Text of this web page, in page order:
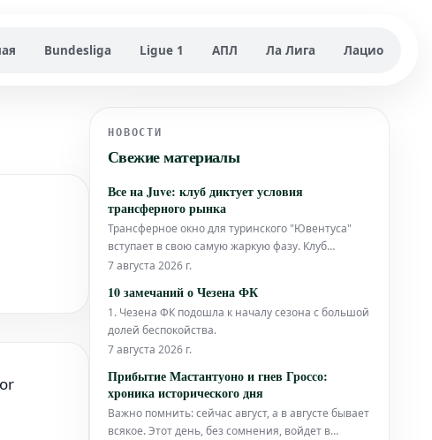
Bundesliga Ligue 1 АПЛ Ла Лига Лацио
НОВОСТИ
Свежие материалы
Все на Juve: клуб диктует условия
трансферного рынка
Трансферное окно для туринского "Ювентуса"
вступает в свою самую жаркую фазу. Клуб
сосредоточил свои усилия на приобретении трех
Такехиро Томиясу (или другого игрока под
фамилией Судзуки, если подразумевался другой
трансфер), нидерландского нападающего
Джошуа
7 августа 2026 г.
10 замечаний о Чезена ФК
1. Чезена ФК подошла к началу сезона с большой
долей беспокойства.
7 августа 2026 г.
Прибытие Мастантуоно и гнев Гроссо:
хроника исторического дня
Важно помнить: сейчас август, а в августе бывает
всякое. Этот день, без сомнения, войдет в